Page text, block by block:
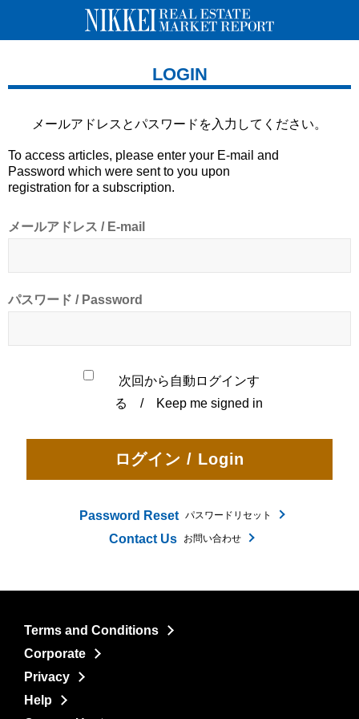
LOGIN
メールアドレスとパスワードを 入力してください。
To access articles, please enter your E-mail and
Password which were sent to you upon
registration for a subscription.
メールアドレス / E-mail
パスワード / Password
次回から自動ログインす
る / Keep me signed in
Password Reset パスワードリセット
Contact Us お問い合わせ
Terms and Conditions
Corporate
Privacy
Help